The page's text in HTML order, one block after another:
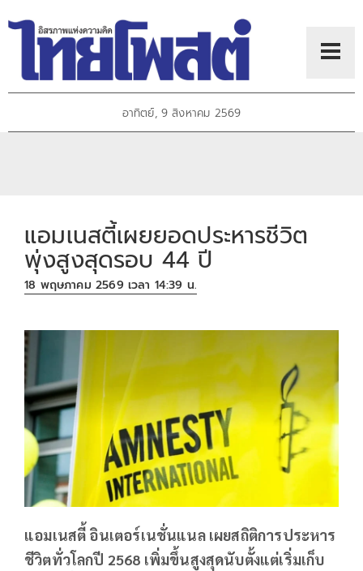
อาทิตย์, 9 สิงหาคม 2569
แอมเนสตี้เผยยอดประหารชีวิต
พุ่งสูงสุดรอบ 44 ปี
18 พฤษภาคม 2569 เวลา 14:39 น.
แอมเนสตี้ อินเตอร์เนชั่นแนล เผยสถิติการประหาร
ชีวิตทั่วโลกปี 2568 เพิ่มขึ้นสูงสุดนับตั้งแต่เริ่มเก็บ